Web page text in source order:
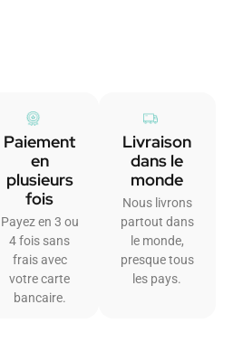
Paiement
en
plusieurs
fois
Payez en 3 ou
4 fois sans
frais avec
votre carte
bancaire.
Livraison
dans le
monde
Nous livrons
partout dans
le monde,
presque tous
les pays.